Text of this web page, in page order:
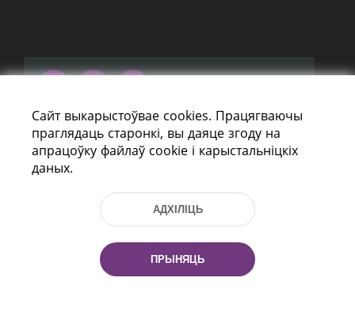
праспект Незалежнасці 116
г. Мiнск, Рэспубліка Беларусь, 220114
Тэл.: (+375 17) 368 37 37, Факс: (+375 17)
368 97 06
Эл. пошта: inbox@nlb.by
Усе правы абаронены:
Сайт выкарыстоўвае cookies. Працягваючы
праглядаць старонкі, вы даяце згоду на
апрацоўку файлаў cookie і карыстальніцкіх
даных.
АДХІЛІЦЬ
ПРЫНЯЦЬ